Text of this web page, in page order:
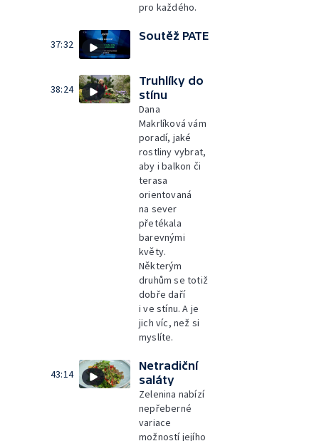
pro každého.
37:32
Soutěž PATE
38:24
Truhlíky do
stínu
Dana
Makrlíková vám
poradí, jaké
rostliny vybrat,
aby i balkon či
terasa
orientovaná
na sever
přetékala
barevnými
květy.
Některým
druhům se totiž
dobře daří
i ve stínu. A je
jich víc, než si
myslíte.
43:14
Netradiční
saláty
Zelenina nabízí
nepřeberné
variace
možností jejího